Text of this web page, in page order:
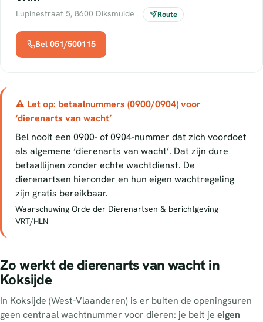
Lupinestraat 5, 8600 Diksmuide Route
Bel 051/500115
⚠ Let op: betaalnummers (0900/0904) voor
‘dierenarts van wacht’
Bel nooit een 0900- of 0904-nummer dat zich voordoet
als algemene ‘dierenarts van wacht’. Dat zijn dure
betaallijnen zonder echte wachtdienst. De
dierenartsen hieronder en hun eigen wachtregeling
zijn gratis bereikbaar.
Waarschuwing Orde der Dierenartsen & berichtgeving
VRT/HLN
Zo werkt de dierenarts van wacht in
Koksijde
In Koksijde (West-Vlaanderen) is er buiten de openingsuren
geen centraal wachtnummer voor dieren: je belt je eigen